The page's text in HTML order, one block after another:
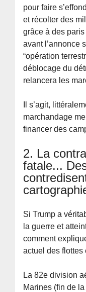
pour faire
et récolter des
grâce à des
avant l’annonce
“opération
déblocage du
relancera les
Il s’agit,
marchandage
financer des
2. La
fatale...
Si Trump a
la guerre et
comment
actuel des flottes
La 82e division
Marines (fin de